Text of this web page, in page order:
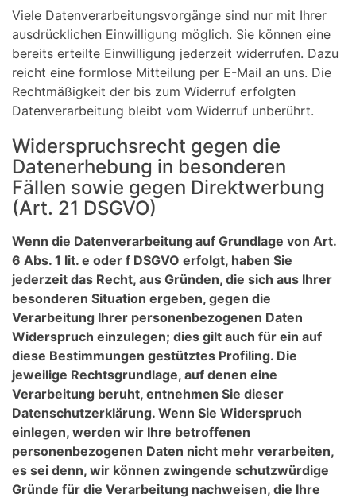
Viele Datenverarbeitungsvorgänge sind nur mit Ihrer
ausdrücklichen Einwilligung möglich. Sie können eine
bereits erteilte Einwilligung jederzeit widerrufen. Dazu
reicht eine formlose Mitteilung per E-Mail an uns. Die
Rechtmäßigkeit der bis zum Widerruf erfolgten
Datenverarbeitung bleibt vom Widerruf unberührt.
Widerspruchsrecht gegen die
Datenerhebung in besonderen
Fällen sowie gegen Direktwerbung
(Art. 21 DSGVO)
Wenn die Datenverarbeitung auf Grundlage von Art.
6 Abs. 1 lit. e oder f DSGVO erfolgt, haben Sie
jederzeit das Recht, aus Gründen, die sich aus Ihrer
besonderen Situation ergeben, gegen die
Verarbeitung Ihrer personenbezogenen Daten
Widerspruch einzulegen; dies gilt auch für ein auf
diese Bestimmungen gestütztes Profiling. Die
jeweilige Rechtsgrundlage, auf denen eine
Verarbeitung beruht, entnehmen Sie dieser
Datenschutzerklärung. Wenn Sie Widerspruch
einlegen, werden wir Ihre betroffenen
personenbezogenen Daten nicht mehr verarbeiten,
es sei denn, wir können zwingende schutzwürdige
Gründe für die Verarbeitung nachweisen, die Ihre